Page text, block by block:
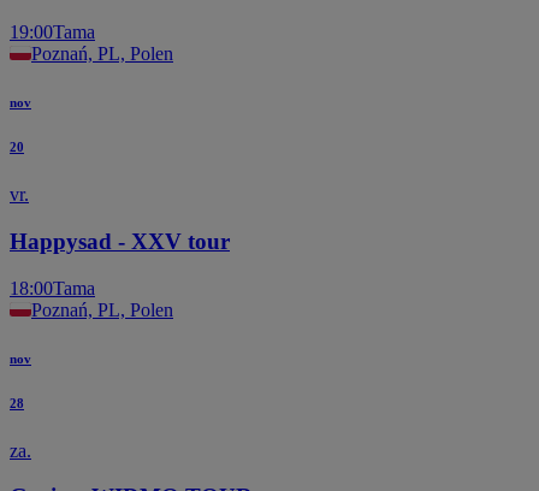
19:00Tama
Poznań, PL, Polen
nov
20
vr.
Happysad - XXV tour
18:00Tama
Poznań, PL, Polen
nov
28
za.